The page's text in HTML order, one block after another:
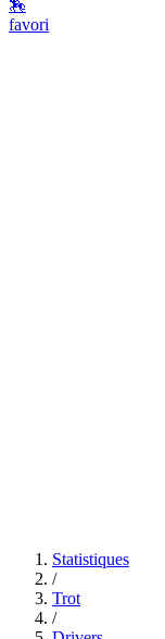
🏇
favori
Statistiques
/
Trot
/